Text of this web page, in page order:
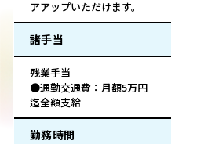
アアップいただけます。
諸手当
残業手当
●通勤交通費：月額5万円
迄全額支給
勤務時間